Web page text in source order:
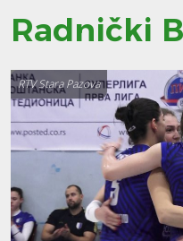
Radnički
RTV Stara Pazova